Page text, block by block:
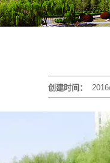
创建时间：